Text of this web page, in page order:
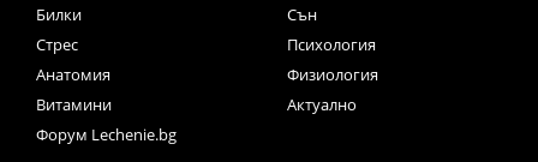
Билки
Сън
Стрес
Психология
Анатомия
Физиология
Витамини
Актуално
Форум Lechenie.bg